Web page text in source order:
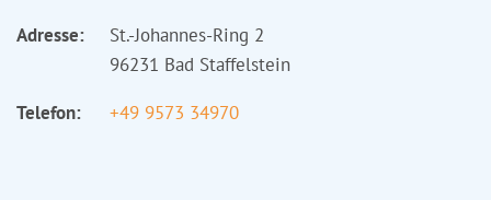
Adresse:
St.-Johannes-Ring 2
96231 Bad Staffelstein
Telefon:
+49 9573 34970